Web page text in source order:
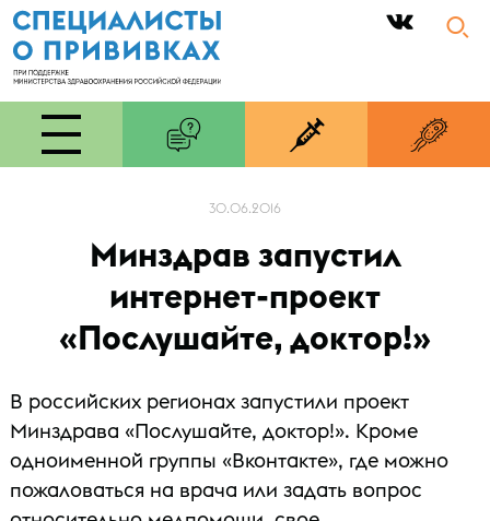
|
30.06.2016
Минздрав запустил
интернет-проект
«Послушайте, доктор!»
В российских регионах запустили проект
Минздрава «Послушайте, доктор!». Кроме
одноименной группы «Вконтакте», где можно
пожаловаться на врача или задать вопрос